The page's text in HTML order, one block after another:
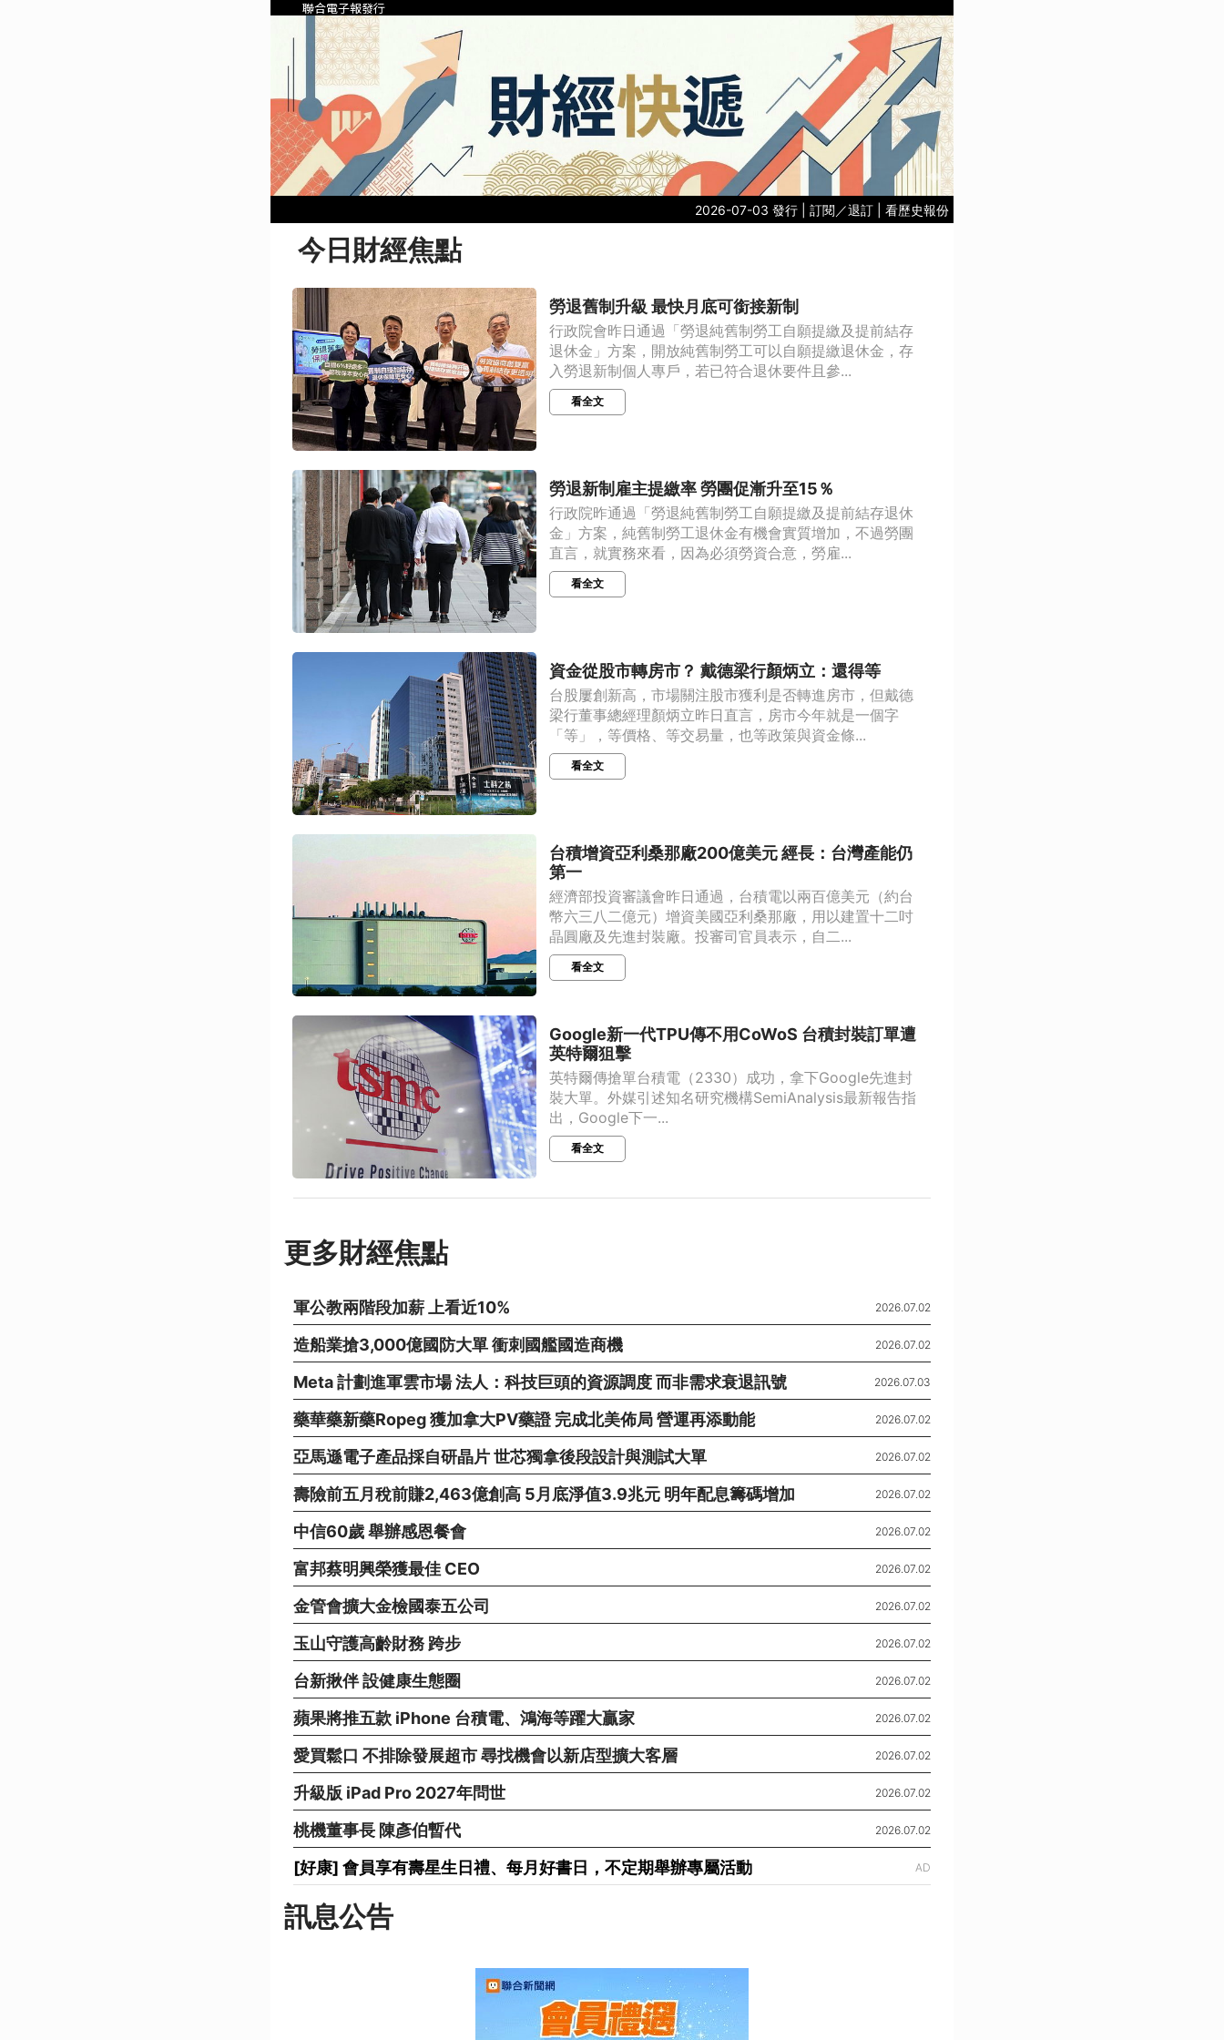
聯合電子報發行
2026-07-03 發行 | 訂閱／退訂 看歷史報份
今日財經焦點
勞退舊制升級 最快月底可銜接新制
行政院會昨日通過「勞退純舊制勞工自願提繳及提前結存
退休金」方案，開放純舊制勞工可以自願提繳退休金，存
入勞退新制個人專戶，若已符合退休要件且參...
看全文
勞退新制雇主提繳率 勞團促漸升至15％
行政院昨通過「勞退純舊制勞工自願提繳及提前結存退休
金」方案，純舊制勞工退休金有機會實質增加，不過勞團
直言，就實務來看，因為必須勞資合意，勞雇...
看全文
資金從股市轉房市？ 戴德梁行顏炳立：還得等
台股屢創新高，市場關注股市獲利是否轉進房市，但戴德
梁行董事總經理顏炳立昨日直言，房市今年就是一個字
「等」，等價格、等交易量，也等政策與資金條...
看全文
台積增資亞利桑那廠200億美元 經長：台灣產能仍
第一
經濟部投資審議會昨日通過，台積電以兩百億美元（約台
幣六三八二億元）增資美國亞利桑那廠，用以建置十二吋
晶圓廠及先進封裝廠。投審司官員表示，自二...
看全文
Google新一代TPU傳不用CoWoS 台積封裝訂單遭
英特爾狙擊
英特爾傳搶單台積電（2330）成功，拿下Google先進封
裝大單。外媒引述知名研究機構SemiAnalysis最新報告指
出，Google下一...
看全文
更多財經焦點
軍公教兩階段加薪 上看近10% 2026.07.02
造船業搶3,000億國防大單 衝刺國艦國造商機 2026.07.02
Meta 計劃進軍雲市場 法人：科技巨頭的資源調度 而非需求衰退訊號 2026.07.03
藥華藥新藥Ropeg 獲加拿大PV藥證 完成北美佈局 營運再添動能 2026.07.02
亞馬遜電子產品採自研晶片 世芯獨拿後段設計與測試大單 2026.07.02
壽險前五月稅前賺2,463億創高 5月底淨值3.9兆元 明年配息籌碼增加 2026.07.02
中信60歲 舉辦感恩餐會 2026.07.02
富邦蔡明興榮獲最佳 CEO 2026.07.02
金管會擴大金檢國泰五公司 2026.07.02
玉山守護高齡財務 跨步 2026.07.02
台新揪伴 設健康生態圈 2026.07.02
蘋果將推五款 iPhone 台積電、鴻海等躍大贏家 2026.07.02
愛買鬆口 不排除發展超市 尋找機會以新店型擴大客層 2026.07.02
升級版 iPad Pro 2027年問世 2026.07.02
桃機董事長 陳彥伯暫代 2026.07.02
[好康] 會員享有壽星生日禮、每月好書日，不定期舉辦專屬活動 AD
訊息公告